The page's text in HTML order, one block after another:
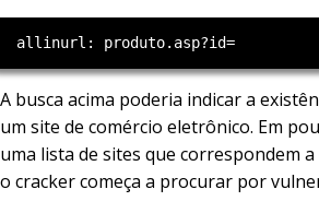
A busca acima poderia indicar a
um site de comércio eletrônico. Em
uma lista de sites que correspondem
o cracker começa a procurar por